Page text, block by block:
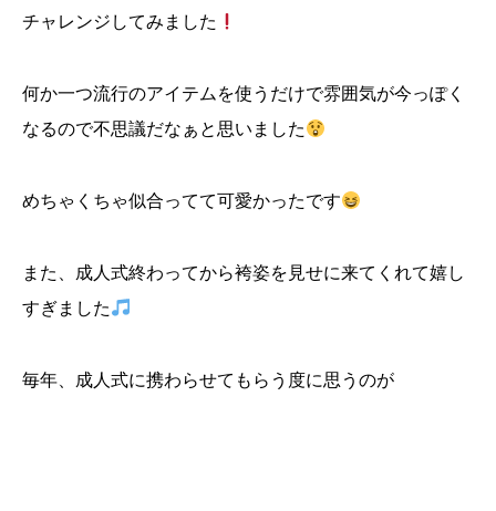
チャレンジしてみました
何か一つ流行のアイテムを使うだけで雰囲気が今っぽく
なるので不思議だなぁと思いました
めちゃくちゃ似合ってて可愛かったです
また、成人式終わってから袴姿を見せに来てくれて嬉し
すぎました
毎年、成人式に携わらせてもらう度に思うのが